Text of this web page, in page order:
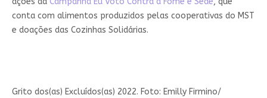
conta com alimentos produzidos pelas cooperativas do MST
e doações das Cozinhas Solidárias.
Grito dos(as) Excluídos(as) 2022. Foto: Emilly Firmino/